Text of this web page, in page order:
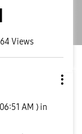
Views
06:51 AM ) in